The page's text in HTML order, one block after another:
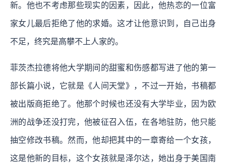
新。他也不考虑那些现实的因素，因此，他热恋的一位富
家女儿最后拒绝了他的求婚。这才让他意识到，自己出身
不足，终究是高攀不上人家的。
菲茨杰拉德将他大学期间的甜蜜和伤感都写进了他的第一
部长篇小说，它就是《人间天堂》，不过一开始，书稿都
被出版商拒绝了。他那个时候也还没有大学毕业，因为欧
洲的战争还没打完，他被征召入伍，在各地驻防，他只能
抽空修改书稿。然而，他却把其中的一章寄给一个女孩，
这是他新的目标，这个女孩就是泽尔达，她出身于美国南